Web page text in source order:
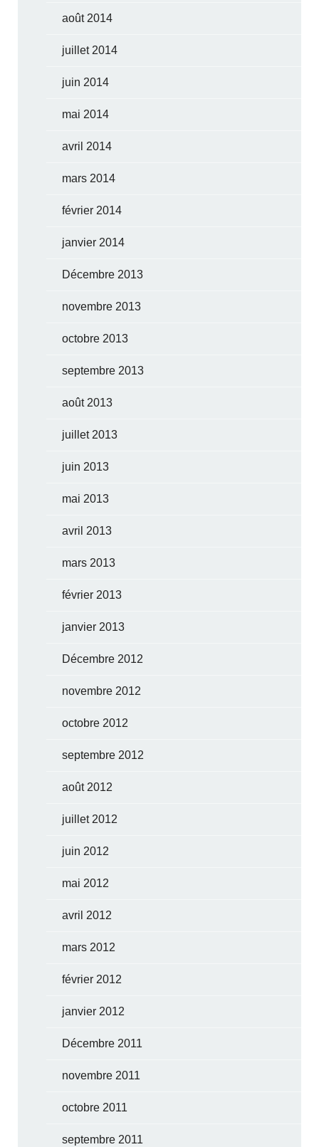
août 2014
juillet 2014
juin 2014
mai 2014
avril 2014
mars 2014
février 2014
janvier 2014
Décembre 2013
novembre 2013
octobre 2013
septembre 2013
août 2013
juillet 2013
juin 2013
mai 2013
avril 2013
mars 2013
février 2013
janvier 2013
Décembre 2012
novembre 2012
octobre 2012
septembre 2012
août 2012
juillet 2012
juin 2012
mai 2012
avril 2012
mars 2012
février 2012
janvier 2012
Décembre 2011
novembre 2011
octobre 2011
septembre 2011